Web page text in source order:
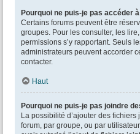
Pourquoi ne puis-je pas accéder
Certains forums peuvent être
groupes. Pour les consulter, les
permissions s’y rapportant. Seuls
administrateurs peuvent accorder
contacter.
Haut
Pourquoi ne puis-je pas joindre
La possibilité d’ajouter des
forum, par groupe, ou par